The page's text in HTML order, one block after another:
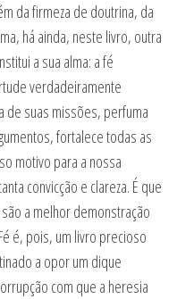
da firmeza de doutrina, da
há ainda, neste livro, outra
a sua alma: a fé
verdadeiramente
de suas missões, perfuma
fortalece todas as
motivo para a nossa
convicção e clareza. É que
a melhor demonstração
é, pois, um livro precioso
a opor um dique
com que a heresia